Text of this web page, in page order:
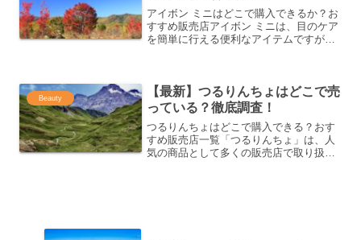
アイボン ミニはどこで購入できるか？お
すすめ販売店アイボン ミニは、目のケア
を簡単に行える便利なアイテムですが、
ます。特に、ツルハ...
Beauty
【最新】つるりんちょはどこで売
っている？徹底調査！
つるりんちょはどこで購入できる？おす
すめ販売店一覧「つるりんちょ」は、人
気の商品として多くの販売店で取り扱い